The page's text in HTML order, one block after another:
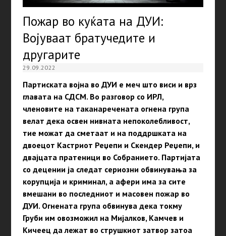
Пожар во куќата на ДУИ:
Војуваат братучедите и
другарите
29.09.2022
Партиската војна во ДУИ е меч што виси и врз
главата на СДСМ. Во разговор со ИРЛ,
членовите на таканаречената огнена група
велат дека освен нивната непоколебливост,
тие можат да сметаат и на поддршката на
двоецот Кастриот Реџепи и Скендер Реџепи, и
двајцата пратеници во Собранието. Партијата
со децении ја следат сериозни обвинувања за
корупција и криминал, а афери има за сите
вмешани во последниот и масовен пожар во
ДУИ. Огнената група обвинува дека токму
Груби им овозможил на Мијалков, Камчев и
Кичеец да лежат во струшкиот затвор затоа